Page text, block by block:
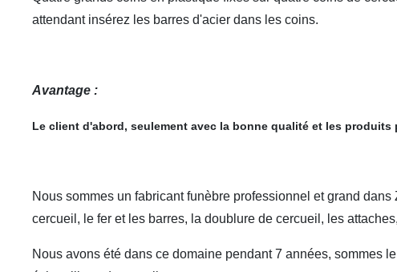
attendant insérez les barres d'acier dans les coins.
Avantage :
Le client d'abord, seulement avec la bonne qualité et les
Nous sommes un fabricant funèbre professionnel et grand
cercueil, le fer et les barres, la doublure de cercueil, les
Nous avons été dans ce domaine pendant 7 années, sommes